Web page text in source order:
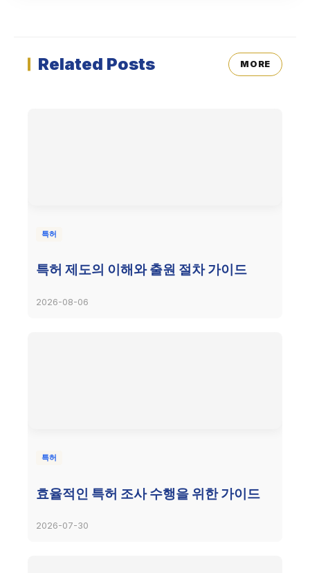
Related Posts MORE
특허
특허 제도의 이해와 출원 절차 가이드
2026-08-06
특허
효율적인 특허 조사 수행을 위한 가이드
2026-07-30